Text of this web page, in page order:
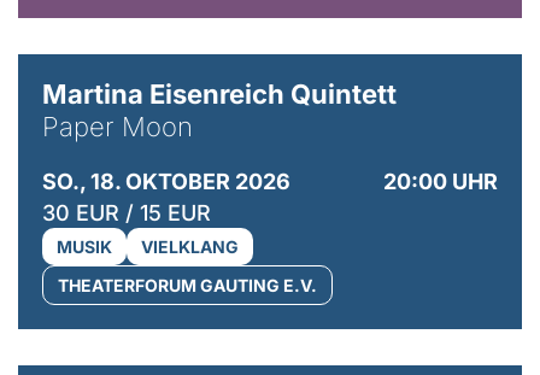
Martina Eisenreich Quintett
Paper Moon
SO., 18. OKTOBER 2026
20:00 UHR
30 EUR / 15 EUR
MUSIK
VIELKLANG
THEATERFORUM GAUTING E.V.